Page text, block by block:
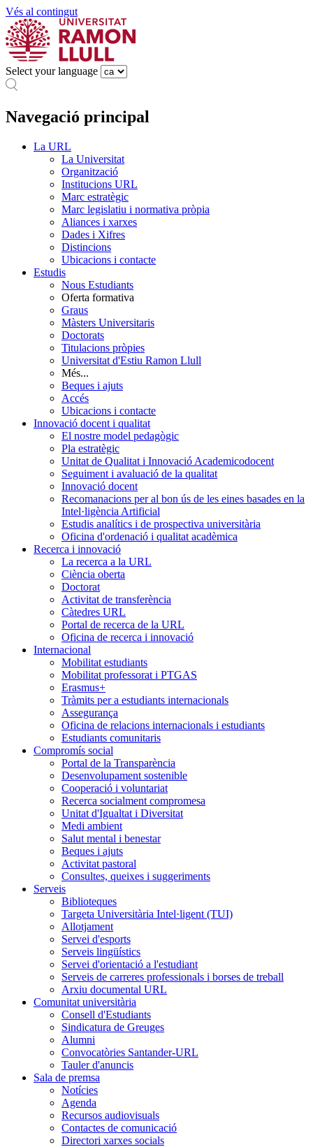
Vés al contingut
Select your language
Navegació principal
La URL
La Universitat
Organització
Institucions URL
Marc estratègic
Marc legislatiu i normativa pròpia
Aliances i xarxes
Dades i Xifres
Distincions
Ubicacions i contacte
Estudis
Nous Estudiants
Oferta formativa
Graus
Màsters Universitaris
Doctorats
Titulacions pròpies
Universitat d'Estiu Ramon Llull
Més...
Beques i ajuts
Accés
Ubicacions i contacte
Innovació docent i qualitat
El nostre model pedagògic
Pla estratègic
Unitat de Qualitat i Innovació Academicodocent
Seguiment i avaluació de la qualitat
Innovació docent
Recomanacions per al bon ús de les eines basades en la
Intel·ligència Artificial
Estudis analítics i de prospectiva universitària
Oficina d'ordenació i qualitat acadèmica
Recerca i innovació
La recerca a la URL
Ciència oberta
Doctorat
Activitat de transferència
Càtedres URL
Portal de recerca de la URL
Oficina de recerca i innovació
Internacional
Mobilitat estudiants
Mobilitat professorat i PTGAS
Erasmus+
Tràmits per a estudiants internacionals
Assegurança
Oficina de relacions internacionals i estudiants
Estudiants comunitaris
Compromís social
Portal de la Transparència
Desenvolupament sostenible
Cooperació i voluntariat
Recerca socialment compromesa
Unitat d'Igualtat i Diversitat
Medi ambient
Salut mental i benestar
Beques i ajuts
Activitat pastoral
Consultes, queixes i suggeriments
Serveis
Biblioteques
Targeta Universitària Intel·ligent (TUI)
Allotjament
Servei d'esports
Serveis lingüístics
Servei d'orientació a l'estudiant
Serveis de carreres professionals i borses de treball
Arxiu documental URL
Comunitat universitària
Consell d'Estudiants
Sindicatura de Greuges
Alumni
Convocatòries Santander-URL
Tauler d'anuncis
Sala de premsa
Notícies
Agenda
Recursos audiovisuals
Contactes de comunicació
Directori xarxes socials